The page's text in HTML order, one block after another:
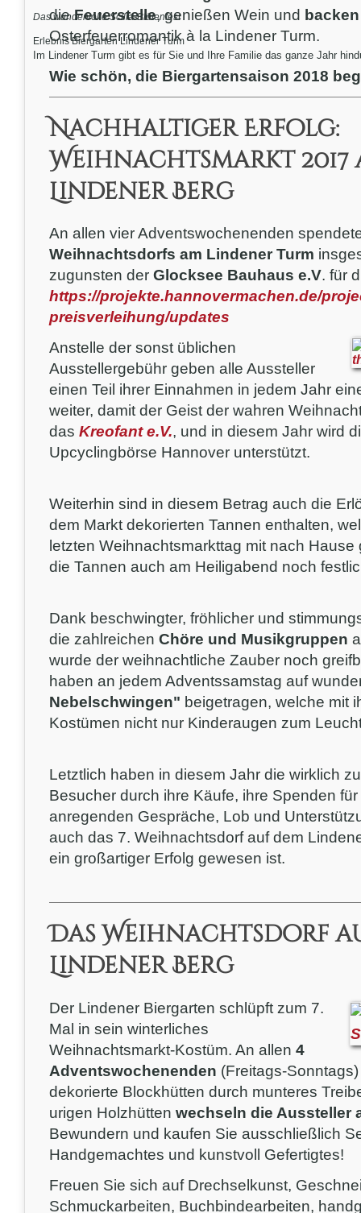
Das wundervolle Scilla-Blütenfest
Erlebnis Biergarten Lindener Turm
Im Lindener Turm gibt es für Sie und Ihre Familie das ganze Jahr
dieFeuerstelle, genießen Wein und
Osterfeuerromantik à la Lindener Turm.
Wie schön, die Biergartensaison 2018
Nachhaltiger Erfolg:
Weihnachtsmarkt 2017
Lindener Berg
An allen vier Adventswochenenden
Weihnachtsdorfs am Lindener Turm
zugunsten der Glocksee Bauhaus e.V. für
https://projekte.hannovermachen.de/
preisverleihung/updates
Anstelle der sonst üblichen
Ausstellergebühr geben alle Aussteller
einen Teil ihrer Einnahmen in jedem Jahr
weiter, damit der Geist der wahren
das Kreofant e.V., und in diesem Jahr wird
Upcyclingbörse Hannover unterstützt.
Weiterhin sind in diesem Betrag auch die
dem Markt dekorierten Tannen enthalten,
letzten Weihnachtsmarkttag mit nach
die Tannen auch am Heiligabend noch
Dank beschwingter, fröhlicher und
die zahlreichen Chöre und Musikgruppen
wurde der weihnachtliche Zauber noch
haben an jedem Adventssamstag auf
Nebelschwingen" beigetragen, welche mit
Kostümen nicht nur Kinderaugen zum
Letztlich haben in diesem Jahr die wirklich
Besucher durch ihre Käufe, ihre Spenden
anregenden Gespräche, Lob und
auch das 7. Weihnachtsdorf auf dem
ein großartiger Erfolg gewesen ist.
Das Weihnachtsdorf
Lindener Berg
Der Lindener Biergarten schlüpft zum 7.
Mal in sein winterliches
Weihnachtsmarkt-Kostüm. An allen 4
Adventswochenenden (Freitags-
dekorierte Blockhütten durch munteres
urigen Holzhütten wechseln die Aussteller
Bewundern und kaufen Sie ausschließlich
Handgemachtes und kunstvoll Gefertigtes!
Freuen Sie sich auf Drechselkunst,
Schmuckarbeiten, Buchbindearbeiten,